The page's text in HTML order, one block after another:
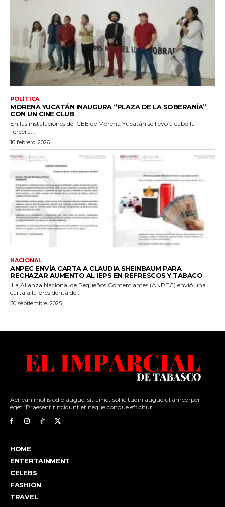
Aenean mollis odio augue, sit amet sollicitudin augue ullamcorper
eget. Praesent tincidunt et neque congue efficitur.
HOME
ENTERTAINMENT
CELEBS
FASHION
TRAVEL